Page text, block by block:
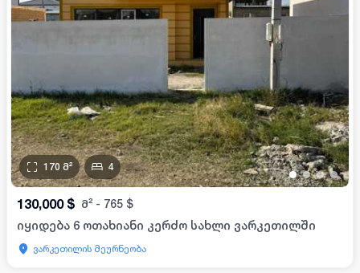
••••
170 მ² 4
130,000 $ მ² - 765 $
იყიდება 6 ოთახიანი კერძო სახლი ვარკეთილში
ვარკეთილის მეურნეობა